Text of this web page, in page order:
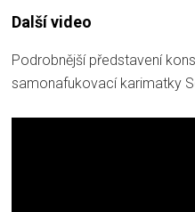
Další video
Podrobnější představení
samonafukovací karimatky